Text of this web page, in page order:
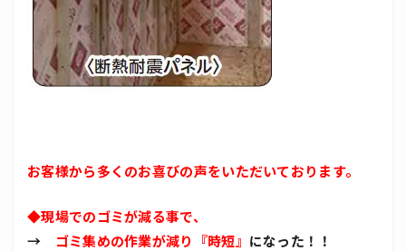
お客様から多くのお喜びの声をいただいております。
◆現場でのゴミが減る事で、
→
ゴミ集めの作業が減り『時短』 になった！！